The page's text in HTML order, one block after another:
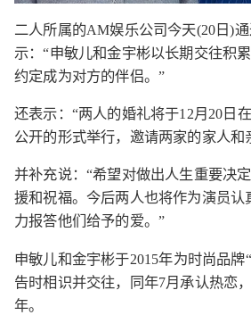
二人所属的AM娱乐公司今天(20日)
示：“申敏儿和金宇彬以长期交往积
约定成为对方的伴侣。”
还表示：“两人的婚礼将于12月20日
公开的形式举行，邀请两家的家人和
并补充说：“希望对做出人生重要决
援和祝福。今后两人也将作为演员认
力报答他们给予的爱。”
申敏儿和金宇彬于2015年为时尚品
告时相识并交往，同年7月承认热恋
年。